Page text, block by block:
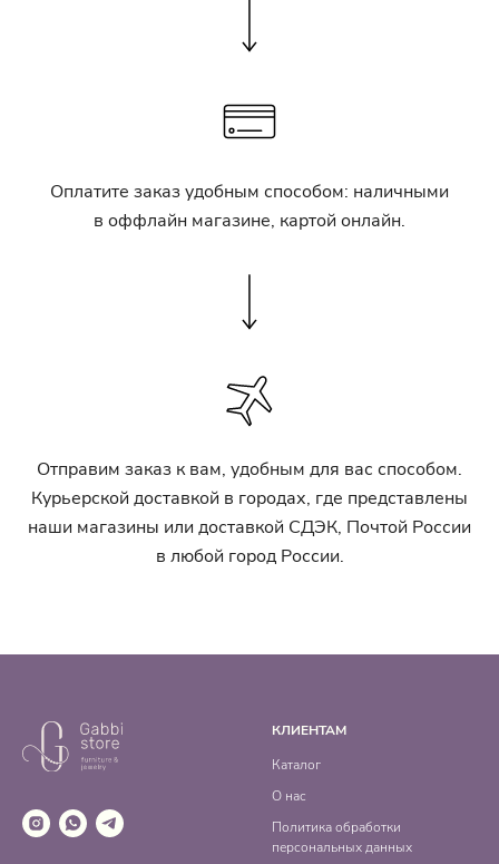
Оплатите заказ удобным способом: наличными
в оффлайн магазине, картой онлайн.
Отправим заказ к вам, удобным для вас способом.
Курьерской доставкой в городах, где представлены
наши магазины или доставкой СДЭК, Почтой России
в любой город России.
КЛИЕНТАМ
Каталог
О нас
Политика обработки
персональных данных